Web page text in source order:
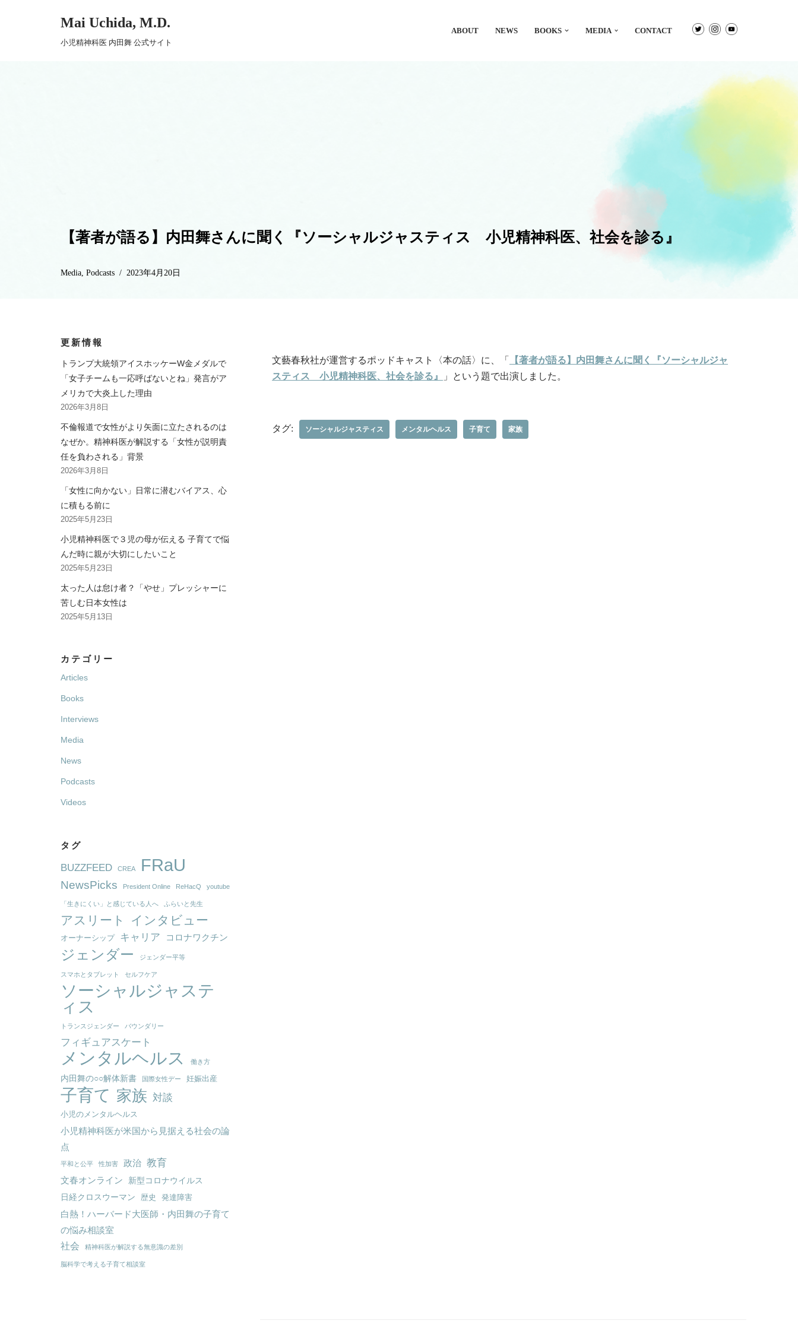
Mai Uchida, M.D.
小児精神科医 内田舞 公式サイト
ABOUT NEWS BOOKS MEDIA CONTACT
【著者が語る】内田舞さんに聞く『ソーシャルジャスティス 小児精神科医、社会を診る』
Media Podcasts 2023年4月20日
更新情報
トランプ大統領アイスホッケーW金メダルで
「女子チームも一応呼ばないとね」発言がア
メリカで大炎上した理由
2026年3月8日
不倫報道で女性がより矢面に立たされるのは
なぜか。精神科医が解説する「女性が説明責
任を負わされる」背景
2026年3月8日
「女性に向かない」日常に潜むバイアス、心
に積もる前に
2025年5月23日
小児精神科医で３児の母が伝える 子育てで悩
んだ時に親が大切にしたいこと
2025年5月23日
太った人は怠け者？「やせ」プレッシャーに
苦しむ日本女性は
2025年5月13日
カテゴリー
Articles
Books
Interviews
Media
News
Podcasts
Videos
タグ
BUZZFEED CREA FRaU
NewsPicks President Online ReHacQ youtube
「生きにくい」と感じている人へ ふらいと先生
アスリート インタビュー
オーナーシップ キャリア コロナワクチン
ジェンダー ジェンダー平等
スマホとタブレット セルフケア
ソーシャルジャステ
ィス
トランスジェンダー バウンダリー
フィギュアスケート
メンタルヘルス 働き方
内田舞の○○解体新書 国際女性デー 妊娠出産
子育て 家族 対談
小児のメンタルヘルス
小児精神科医が米国から見据える社会の論
点
平和と公平 性加害 政治 教育
文春オンライン
新型コロナウイルス
日経クロスウーマン
歴史 発達障害
白熱！ハーバード大医師・内田舞の子育て
の悩み相談室
社会 精神科医が解説する無意識の差別
脳科学で考える子育て相談室
文藝春秋社が運営するポッドキャスト〈本の話〉に、「
【著者が語る】内田舞さんに聞く『ソーシャルジャ
スティス 小児精神科医、社会を診る』
」という題で出演しました。
タグ: ソーシャルジャスティス メンタルヘルス 子育て 家族